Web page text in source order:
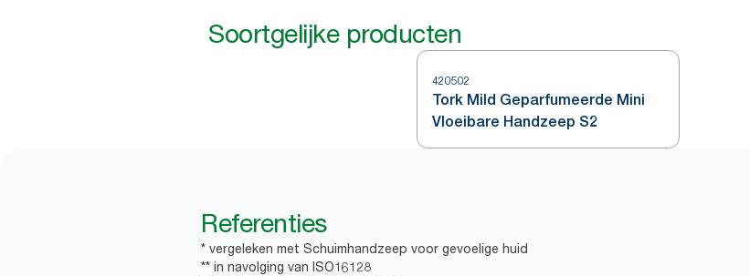
Soortgelijke producten
420502
Tork Mild Geparfumeerde Mini
Vloeibare Handzeep S2
Referenties
* vergeleken met Schuimhandzeep voor gevoelige huid
** in navolging van ISO16128